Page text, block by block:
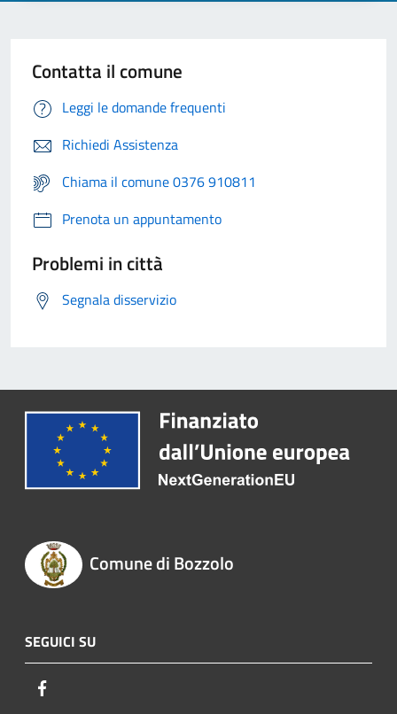
Contatta il comune
Leggi le domande frequenti
Richiedi Assistenza
Chiama il comune 0376 910811
Prenota un appuntamento
Problemi in città
Segnala disservizio
Comune di Bozzolo
SEGUICI SU